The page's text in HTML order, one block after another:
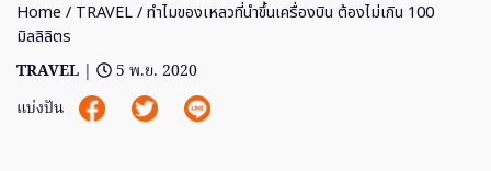
Home / TRAVEL/ ทำไมของเหลวที่นำขึ้นเครื่องบิน ต้องไม่เกิน 100
มิลลิลิตร
TRAVEL |
5 พ.ย. 2020
แบ่งปัน